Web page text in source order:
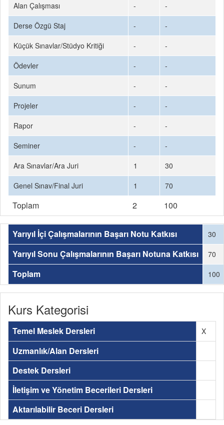
Alan Çalışması
-
-
Derse Özgü Staj
-
-
Küçük Sınavlar/Stüdyo Kritiği
-
-
Ödevler
-
-
Sunum
-
-
Projeler
-
-
Rapor
-
-
Seminer
-
-
Ara Sınavlar/Ara Juri
1
30
Genel Sınav/Final Juri
1 70
Toplam 2 100
Yarıyıl İçi Çalışmalarının Başarı Notu Katkısı 30
Yarıyıl Sonu Çalışmalarının Başarı Notuna Katkısı 70
Toplam 100
Kurs Kategorisi
Temel Meslek Dersleri X
Uzmanlık/Alan Dersleri
Destek Dersleri
İletişim ve Yönetim Becerileri Dersleri
Aktarılabilir Beceri Dersleri